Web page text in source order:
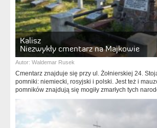
Kalisz
Niezwykły cmentarz na Majkowie
Autor: Waldemar Rusek
Cmentarz znajduje się przy ul. Żołnierskiej 24.
pomniki: niemiecki, rosyjski i polski. Jest też i
pomników znajdują się mogiły zmarłych tych